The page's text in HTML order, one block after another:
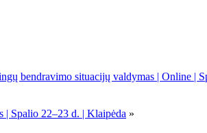
bendravimo situacijų valdymas | Online |
| Spalio 22–23 d. | Klaipėda »